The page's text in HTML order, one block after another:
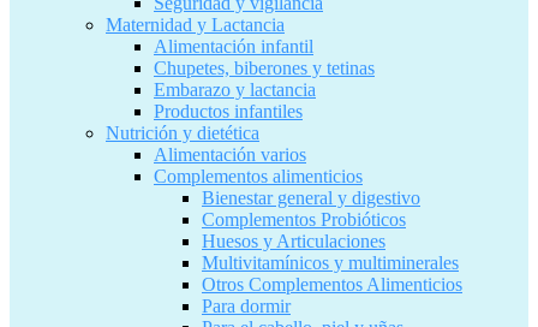
Maternidad y Lactancia
Alimentación infantil
Chupetes, biberones y tetinas
Embarazo y lactancia
Productos infantiles
Nutrición y dietética
Alimentación varios
Complementos alimenticios
Bienestar general y digestivo
Complementos Probióticos
Huesos y Articulaciones
Multivitamínicos y multiminerales
Otros Complementos Alimenticios
Para dormir